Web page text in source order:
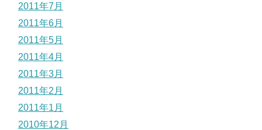
2011年7月
2011年6月
2011年5月
2011年4月
2011年3月
2011年2月
2011年1月
2010年12月